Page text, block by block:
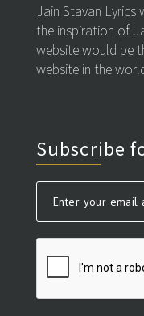
Jain Stavan Lyrics
the inspiration of
website would be
website in the
Subscribe